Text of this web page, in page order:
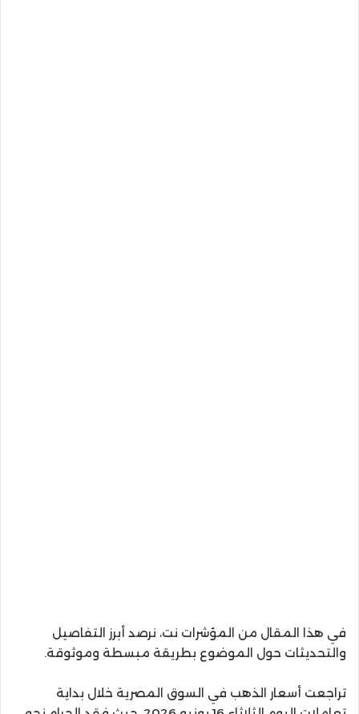
في هذا المقال من المؤشرات نت، نرصد أبرز التفاصيل
والتحديثات حول الموضوع بطريقة مبسطة وموثوقة.
تراجعت أسعار الذهب في السوق المصرية خلال بداية